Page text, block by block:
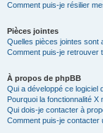
Comment puis-je résilier
Pièces jointes
Quelles pièces jointes sont
Comment puis-je retrouver
À propos de phpBB
Qui a développé ce logiciel
Pourquoi la fonctionnalité X
Qui dois-je contacter à
Comment puis-je contacter